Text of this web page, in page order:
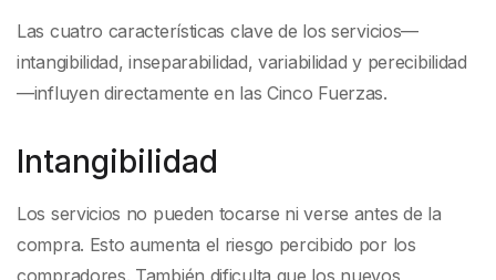
Las cuatro características clave de los servicios—
intangibilidad, inseparabilidad, variabilidad y perecibilidad
—influyen directamente en las Cinco Fuerzas.
Intangibilidad
Los servicios no pueden tocarse ni verse antes de la
compra. Esto aumenta el riesgo percibido por los